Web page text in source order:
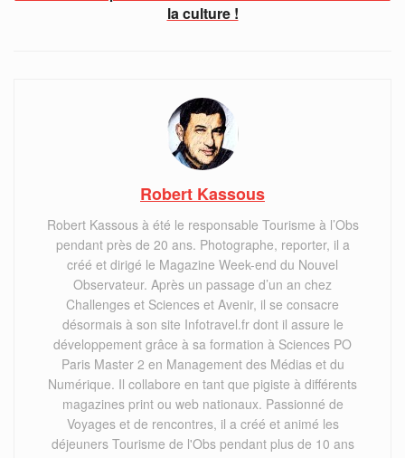
la culture !
Robert Kassous
Robert Kassous à été le responsable Tourisme à l’Obs
pendant près de 20 ans. Photographe, reporter, il a
créé et dirigé le Magazine Week-end du Nouvel
Observateur. Après un passage d’un an chez
Challenges et Sciences et Avenir, il se consacre
désormais à son site Infotravel.fr dont il assure le
développement grâce à sa formation à Sciences PO
Paris Master 2 en Management des Médias et du
Numérique. Il collabore en tant que pigiste à différents
magazines print ou web nationaux. Passionné de
Voyages et de rencontres, il a créé et animé les
déjeuners Tourisme de l'Obs pendant plus de 10 ans